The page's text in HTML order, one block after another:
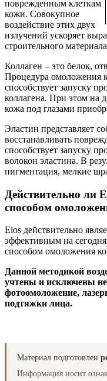
поврежденным клеткам
кожи. Совокупное
воздействие этих двух
излучений ускоряет
строительного
Коллаген – это белок,
Процедура омоложения
способствует запуску
коллагена. При этом на
кожа под глазами
Эластин представляет
восстанавливать
способствует запуску
волокон эластина. В
пигментация, мелкие
Действительно ли
способом
Elos действительно
эффективным на
способом омоложения
Данной методикой
учтены и исключены
фотоомоложение,
подтяжки лица.
Материал подготовлен
Информация носит